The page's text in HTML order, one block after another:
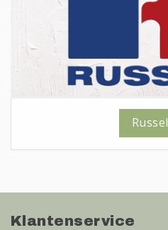
Russel
Klantenservice